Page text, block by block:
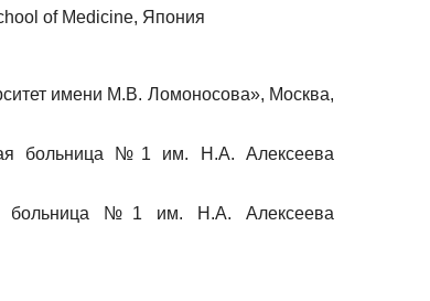
of Medicine, Япония
имени М.В. Ломоносова», Москва,
больница №1 им. Н.А. Алексеева
больница №1 им. Н.А. Алексеева